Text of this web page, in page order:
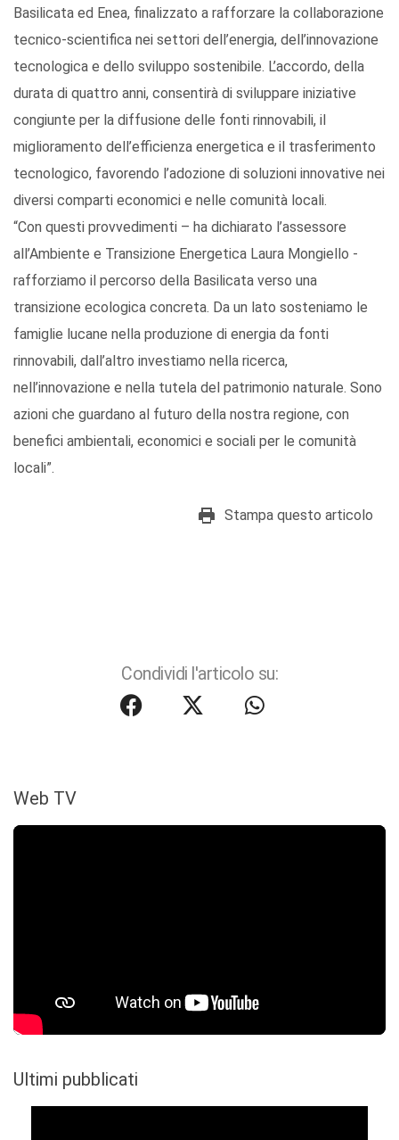
Basilicata ed Enea, finalizzato a rafforzare la collaborazione
tecnico-scientifica nei settori dell’energia, dell’innovazione
tecnologica e dello sviluppo sostenibile. L’accordo, della
durata di quattro anni, consentirà di sviluppare iniziative
congiunte per la diffusione delle fonti rinnovabili, il
miglioramento dell’efficienza energetica e il trasferimento
tecnologico, favorendo l’adozione di soluzioni innovative nei
diversi comparti economici e nelle comunità locali.
“Con questi provvedimenti – ha dichiarato l’assessore
all’Ambiente e Transizione Energetica Laura Mongiello -
rafforziamo il percorso della Basilicata verso una
transizione ecologica concreta. Da un lato sosteniamo le
famiglie lucane nella produzione di energia da fonti
rinnovabili, dall’altro investiamo nella ricerca,
nell’innovazione e nella tutela del patrimonio naturale. Sono
azioni che guardano al futuro della nostra regione, con
benefici ambientali, economici e sociali per le comunità
locali”.
Stampa questo articolo
Condividi l'articolo su:
Web TV
Ultimi pubblicati